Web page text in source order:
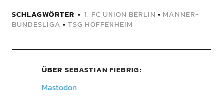
SCHLAGWÖRTER 1. FC UNION BERLIN • MÄNNER-
BUNDESLIGA • TSG HOFFENHEIM
ÜBER SEBASTIAN FIEBRIG
Mastodon